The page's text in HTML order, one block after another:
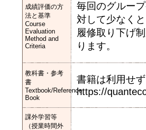
成績評価の方
法と基準
Course
Evaluation
Method and
Criteria
毎回のグルー
対して少なく
履修取り下げ
ります。
教科書・参考
書
Textbook/Reference
Book
書籍は利用せ
https://
課外学習等
（授業時間外